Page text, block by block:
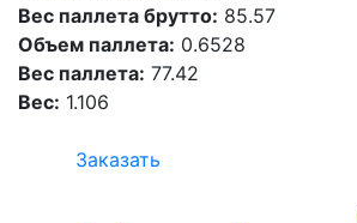
Вес паллета брутто: 85.57
Объем паллета: 0.6528
Вес паллета: 77.42
Вес: 1.106
Заказать